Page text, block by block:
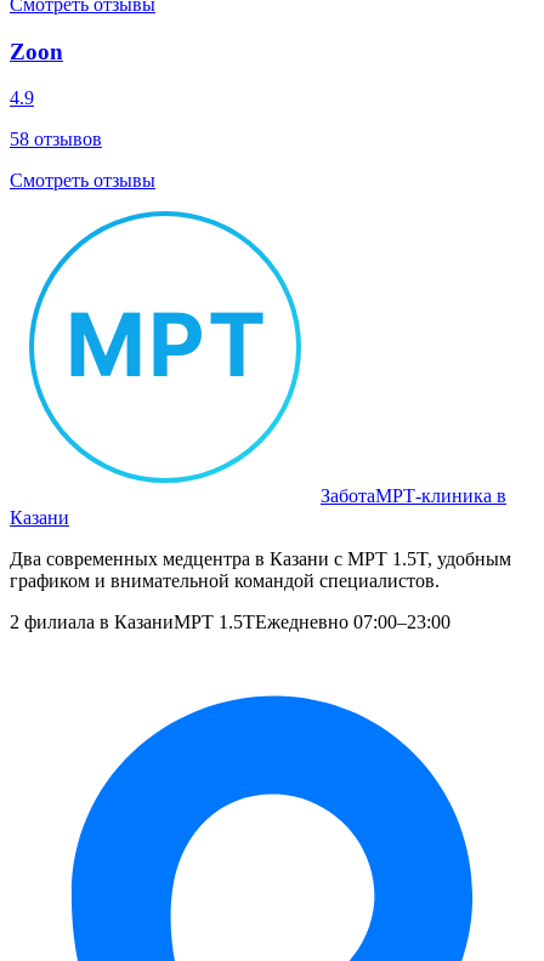
Смотреть отзывы
Zoon
4.9
58 отзывов
Смотреть отзывы
ЗаботаМРТ‑клиника в
Казани
Два современных медцентра в Казани с МРТ 1.5T, удобным
графиком и внимательной командой специалистов.
2 филиала в КазаниМРТ 1.5TЕжедневно 07:00–23:00